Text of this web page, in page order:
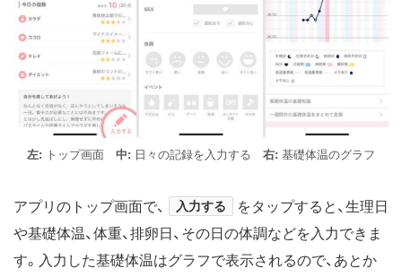
左: トップ画面 中: 日々の記録を入力する 右: 基礎体温のグラフ
アプリのトップ画面で、 入力する
をタップすると、生理日
や基礎体温、体重、排卵日、その日の体調などを入力できま
す。入力した基礎体温はグラフで表示されるので、あとか